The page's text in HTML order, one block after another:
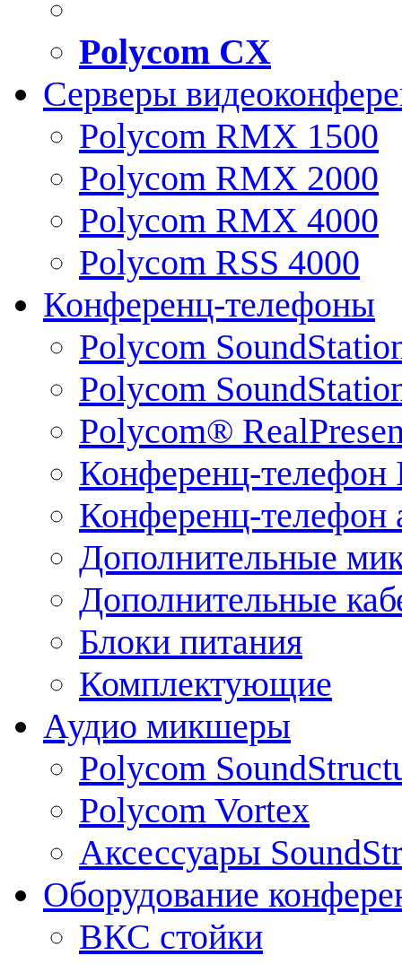
Polycom CX
Серверы
Polycom RMX 1500
Polycom RMX 2000
Polycom RMX 4000
Polycom RSS 4000
Конференц-телефоны
Polycom
Polycom
Polycom®
Конференц-телефон
Конференц-телефон
Дополнительные
Дополнительные
Блоки питания
Комплектующие
Аудио микшеры
Polycom
Polycom Vortex
Аксессуары
Оборудование
ВКС стойки